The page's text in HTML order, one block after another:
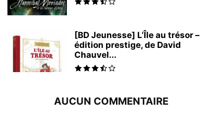
[BD Jeunesse] L’Île au trésor –
édition prestige, de David
Chauvel...
AUCUN COMMENTAIRE